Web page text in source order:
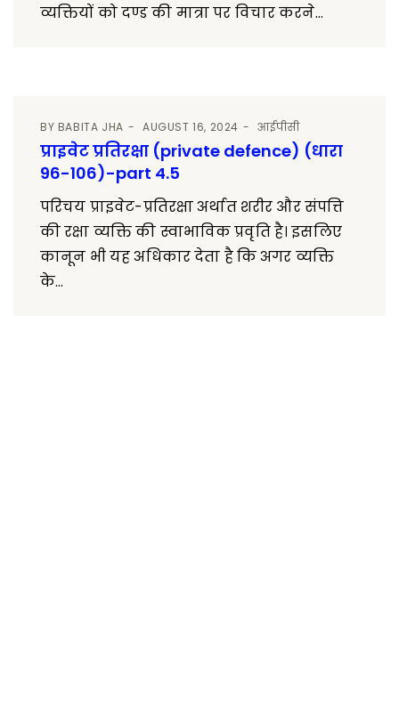
व्यक्तियों को दण्ड की मात्रा पर विचार करने...
BY BABITA JHA AUGUST 16, 2024 आईपीसी
प्राइवेट प्रतिरक्षा (private defence) (धारा
96-106)-part 4.5
परिचय प्राइवेट-प्रतिरक्षा अर्थात शरीर और संपत्ति
की रक्षा व्यक्ति की स्वाभाविक प्रवृति है। इसलिए
कानून भी यह अधिकार देता है कि अगर व्यक्ति
के...